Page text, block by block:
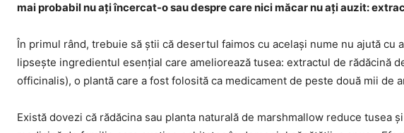
mai probabil nu ați încercat-o sau despre care nici măcar nu ați auzit:
În primul rând, trebuie să știi că desertul faimos cu același nume nu ajută
lipsește ingredientul esențial care ameliorează tusea: extractul de rădăcină
officinalis), o plantă care a fost folosită ca medicament de peste două mii de
Există dovezi că rădăcina sau planta naturală de marshmallow reduce tusea